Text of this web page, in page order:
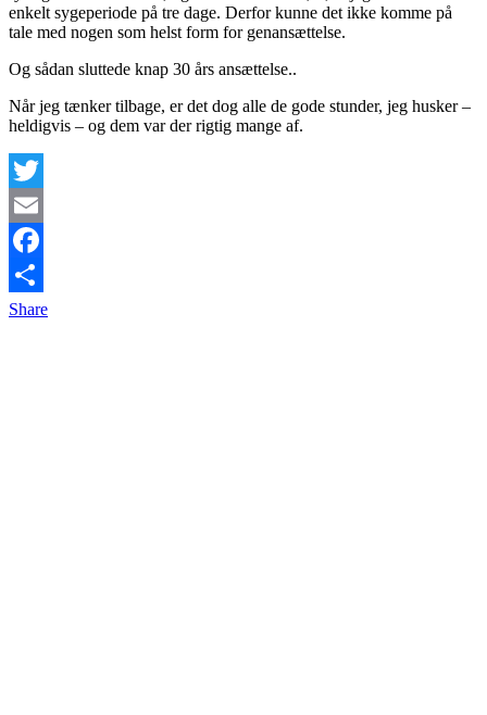
enkelt sygeperiode på tre dage. Derfor kunne det ikke komme på
tale med nogen som helst form for genansættelse.
Og sådan sluttede knap 30 års ansættelse..
Når jeg tænker tilbage, er det dog alle de gode stunder, jeg husker –
heldigvis – og dem var der rigtig mange af.
Twitter
Email
Facebook
Share